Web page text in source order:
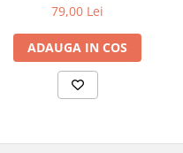
79,00 Lei
ADAUGA IN COS